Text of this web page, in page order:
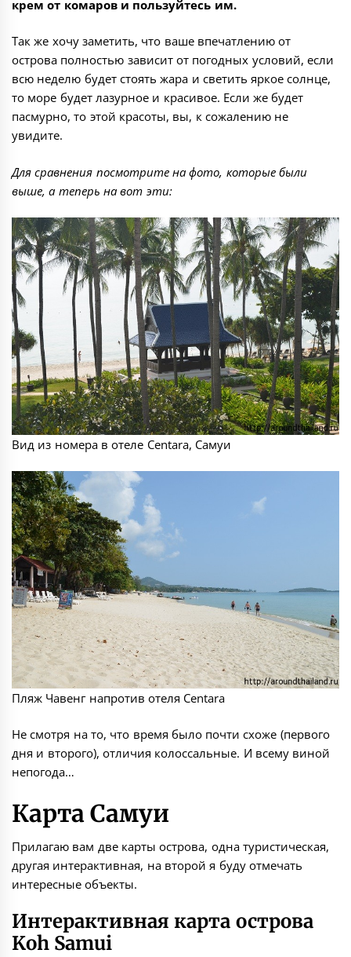
крем от комаров и пользуйтесь им.
Так же хочу заметить, что ваше впечатлению от
острова полностью зависит от погодных условий, если
всю неделю будет стоять жара и светить яркое солнце,
то море будет лазурное и красивое. Если же будет
пасмурно, то этой красоты, вы, к сожалению не
увидите.
Для сравнения посмотрите на фото, которые были
выше, а теперь на вот эти:
Вид из номера в отеле Centara, Самуи
Пляж Чавенг напротив отеля Centara
Не смотря на то, что время было почти схоже (первого
дня и второго), отличия колоссальные. И всему виной
непогода…
Карта Самуи
Прилагаю вам две карты острова, одна туристическая,
другая интерактивная, на второй я буду отмечать
интересные объекты.
Интерактивная карта острова
Koh Samui